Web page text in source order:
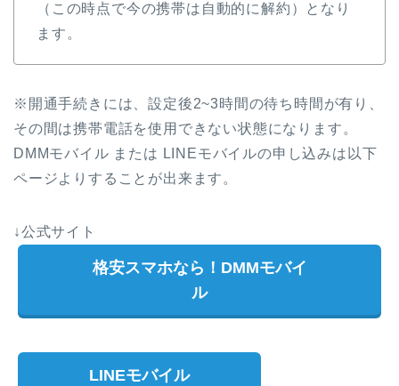
（この時点で今の携帯は自動的に解約）となり
ます。
※開通手続きには、設定後2~3時間の待ち時間が有り、
その間は携帯電話を使用できない状態になります。
DMMモバイル または LINEモバイルの申し込みは以下
ページよりすることが出来ます。
↓公式サイト
格安スマホなら！DMMモバイ
ル
LINEモバイル